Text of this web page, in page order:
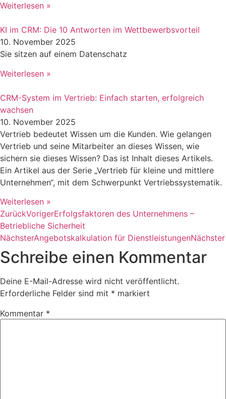
Weiterlesen »
KI im CRM: Die 10 Antworten im Wettbewerbsvorteil
10. November 2025
Sie sitzen auf einem Datenschatz
Weiterlesen »
CRM-System im Vertrieb: Einfach starten, erfolgreich
wachsen
10. November 2025
Vertrieb bedeutet Wissen um die Kunden. Wie gelangen
Vertrieb und seine Mitarbeiter an dieses Wissen, wie
sichern sie dieses Wissen? Das ist Inhalt dieses Artikels.
Ein Artikel aus der Serie „Vertrieb für kleine und mittlere
Unternehmen“, mit dem Schwerpunkt Vertriebssystematik.
Weiterlesen »
ZurückVorigerErfolgsfaktoren des Unternehmens –
Betriebliche Sicherheit
NächsterAngebotskalkulation für DienstleistungenNächster
Schreibe einen Kommentar
Deine E-Mail-Adresse wird nicht veröffentlicht.
Erforderliche Felder sind mit * markiert
Kommentar *